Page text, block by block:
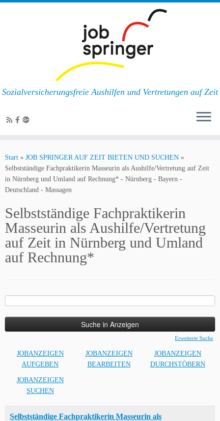
Inhalt
springen
Sozialversicherungsfreie Aushilfen und Vertretungen auf Zeit
Start » JOB SPRINGER AUF ZEIT BIETEN UND SUCHEN »
Selbstständige Fachpraktikerin Masseurin als Aushilfe/Vertretung auf Zeit
in Nürnberg und Umland auf Rechnung* - Nürnberg - Bayern -
Deutschland - Massagen
Selbstständige Fachpraktikerin
Masseurin als Aushilfe/Vertretung
auf Zeit in Nürnberg und Umland
auf Rechnung*
Erweiterte Suche
JOBANZEIGEN
AUFGEBEN
JOBANZEIGEN
BEARBEITEN
JOBANZEIGEN
DURCHSTÖBERN
JOBANZEIGEN
SUCHEN
Selbstständige Fachpraktikerin Masseurin als